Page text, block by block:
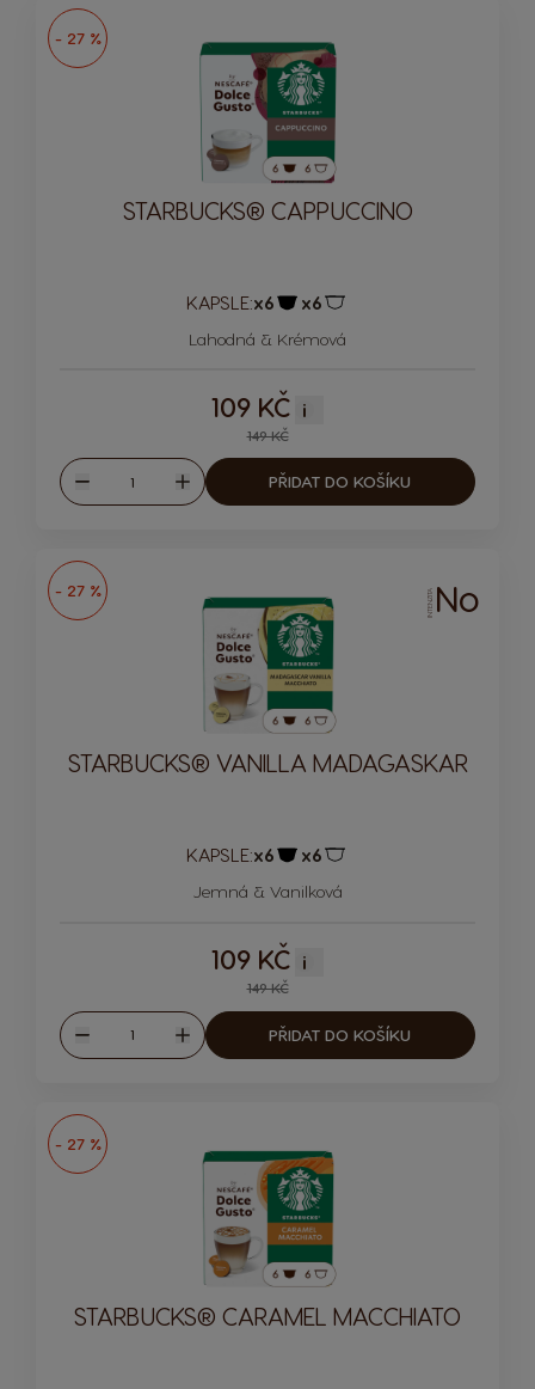
- 27 %
STARBUCKS® CAPPUCCINO
KAPSLE:x6 x6
Lahodná & Krémová
149 KČ
109 KČ i
Množství
Zvýšit
PŘIDAT DO KOŠÍKU
- 27 % INTENZITANo
STARBUCKS® VANILLA MADAGASKAR
KAPSLE:x6 x6
Jemná & Vanilková
149 KČ
109 KČ i
Množství
Zvýšit
PŘIDAT DO KOŠÍKU
- 27 %
STARBUCKS® CARAMEL MACCHIATO